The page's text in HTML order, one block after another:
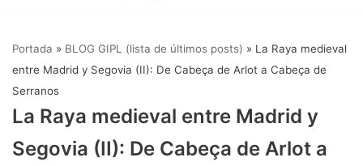
Portada » BLOG GIPL (lista de últimos posts) » La Raya medieval
entre Madrid y Segovia (II): De Cabeça de Arlot a Cabeça de
Serranos
La Raya medieval entre Madrid y
Segovia (II): De Cabeça de Arlot a